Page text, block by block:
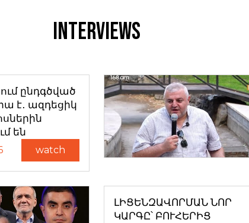
Interviews
ընդգծված
է․ ազդեցիկ
են
watch
ԼԻՑԵՆԶԱՎՈՐՄԱՆ ՆՈՐ
ԿԱՐԳԸ՝ ԲՈՒՀԵՐԻՑ